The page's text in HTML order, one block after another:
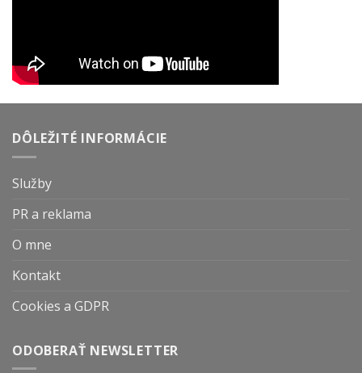
DÔLEŽITÉ INFORMÁCIE
Služby
PR a reklama
O mne
Kontakt
Cookies a GDPR
ODOBERAŤ NEWSLETTER